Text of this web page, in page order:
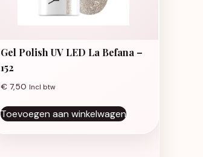
Gel Polish UV LED La Befana –
152
€ 7,50 Incl btw
Toevoegen aan winkelwagen